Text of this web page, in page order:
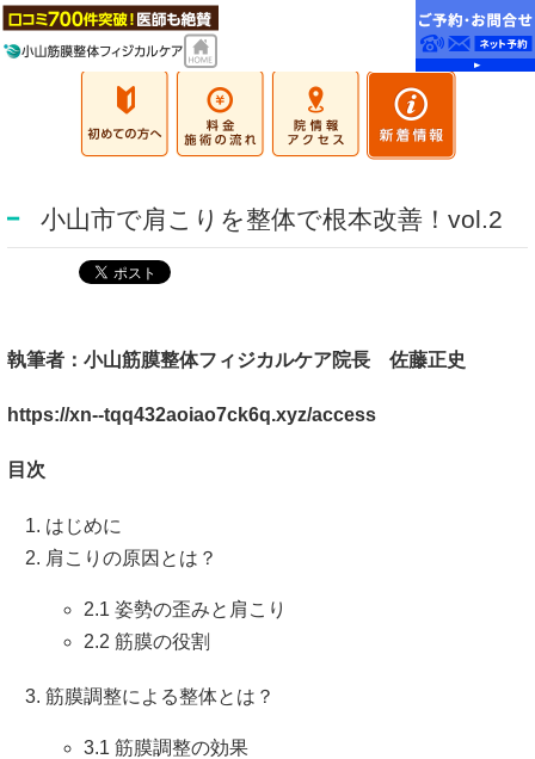
小山市で肩こりを整体で根本改善！vol.2
執筆者：小山筋膜整体フィジカルケア院長 佐藤正史
https://xn--tqq432aoiao7ck6q.xyz/access
目次
はじめに
肩こりの原因とは？
2.1 姿勢の歪みと肩こり
2.2 筋膜の役割
筋膜調整による整体とは？
3.1 筋膜調整の効果